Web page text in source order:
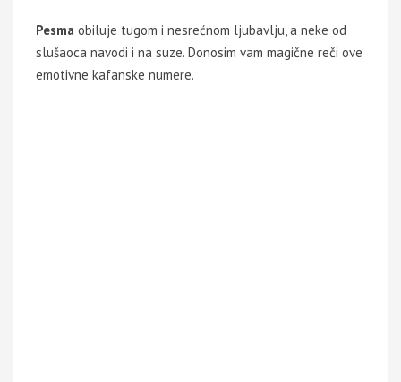
Pesma obiluje tugom i nesrećnom ljubavlju, a neke od
slušaoca navodi i na suze. Donosim vam magične reči ove
emotivne kafanske numere.